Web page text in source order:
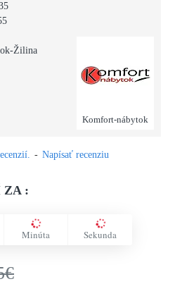
Žilina
Komfort-nábytok
- Napísať recenziu
ZA :
Minúta Sekunda